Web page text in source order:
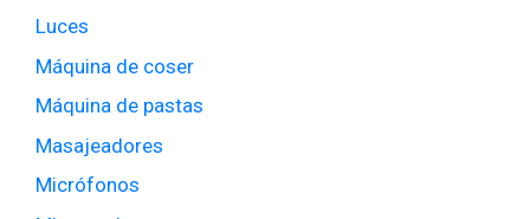
Luces
Máquina de coser
Máquina de pastas
Masajeadores
Micrófonos